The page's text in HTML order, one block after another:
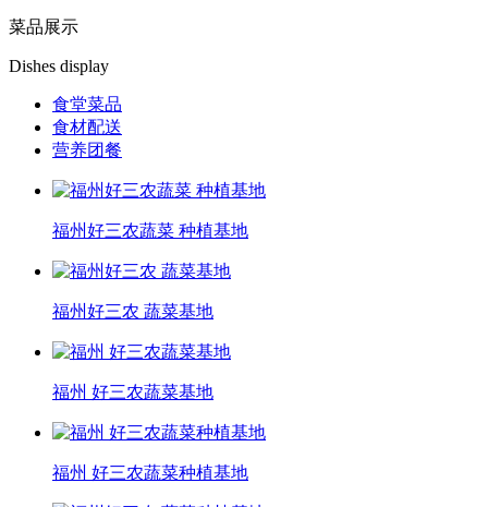
菜品展示
Dishes display
食堂菜品
食材配送
营养团餐
福州好三农蔬菜 种植基地
福州好三农 蔬菜基地
福州 好三农蔬菜基地
福州 好三农蔬菜种植基地